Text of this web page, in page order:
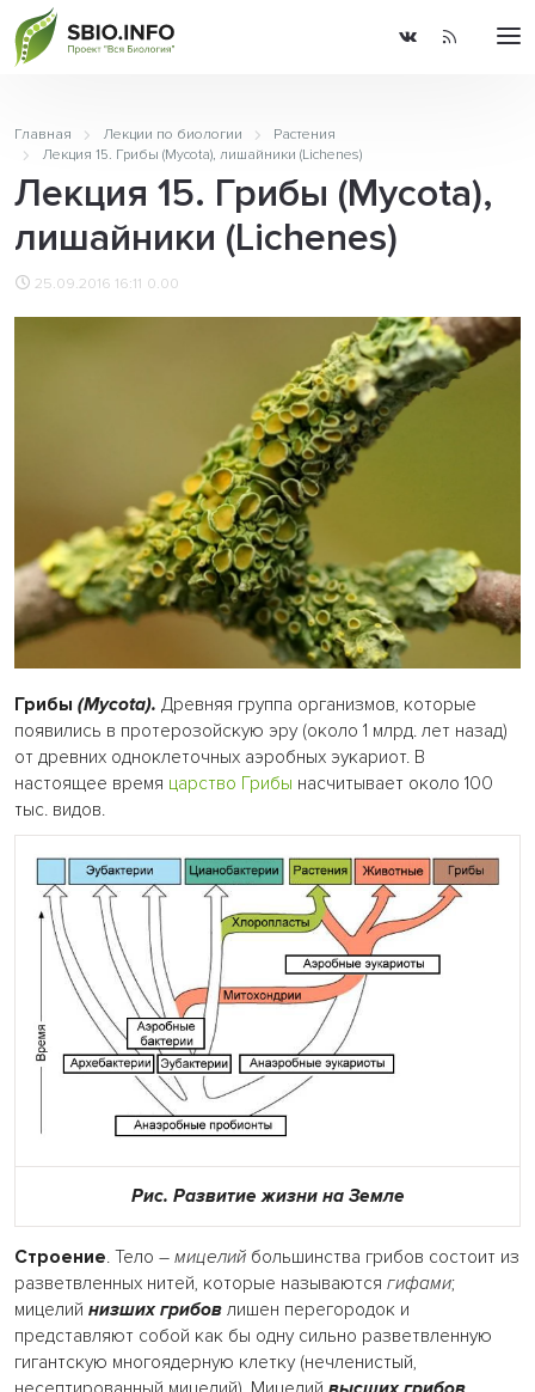
Главная Лекции по биологии
Растения
Лекция 15. Грибы (Mycota), лишайники (Lichenes)
Лекция 15. Грибы (Mycota),
лишайники (Lichenes)
25.09.2016 16:11 0.00
Грибы (Mycota). Древняя группа организмов, которые
появились в протерозойскую эру (около 1 млрд. лет назад)
от древних одноклеточных аэробных эукариот. В
настоящее время царство Грибы насчитывает около 100
тыс. видов.
Рис. Развитие жизни на Земле
Строение. Тело – мицелий большинства грибов состоит из
разветвленных нитей, которые называются гифами;
мицелий низших грибов лишен перегородок и
представляют собой как бы одну сильно разветвленную
гигантскую многоядерную клетку (нечленистый,